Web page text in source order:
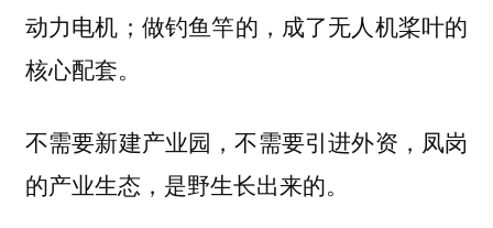
动力电机；做钓鱼竿的，成了无人机桨叶的
核心配套。
不需要新建产业园，不需要引进外资，凤岗
的产业生态，是野生长出来的。